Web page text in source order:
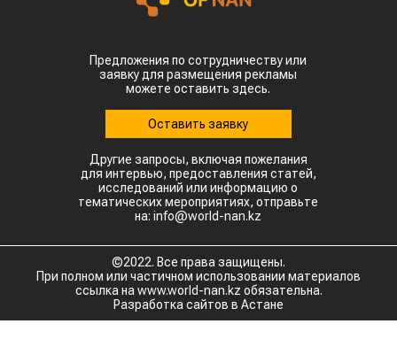
Предложения по сотрудничеству или
заявку для размещения рекламы
можете оставить здесь.
Оставить заявку
Другие запросы, включая пожелания
для интервью, предоставления статей,
исследований или информацию о
тематических мероприятиях, отправьте
на: info@world-nan.kz
©2022. Все права защищены.
При полном или частичном использовании материалов
ссылка на www.world-nan.kz обязательна.
Разработка сайтов в Астане